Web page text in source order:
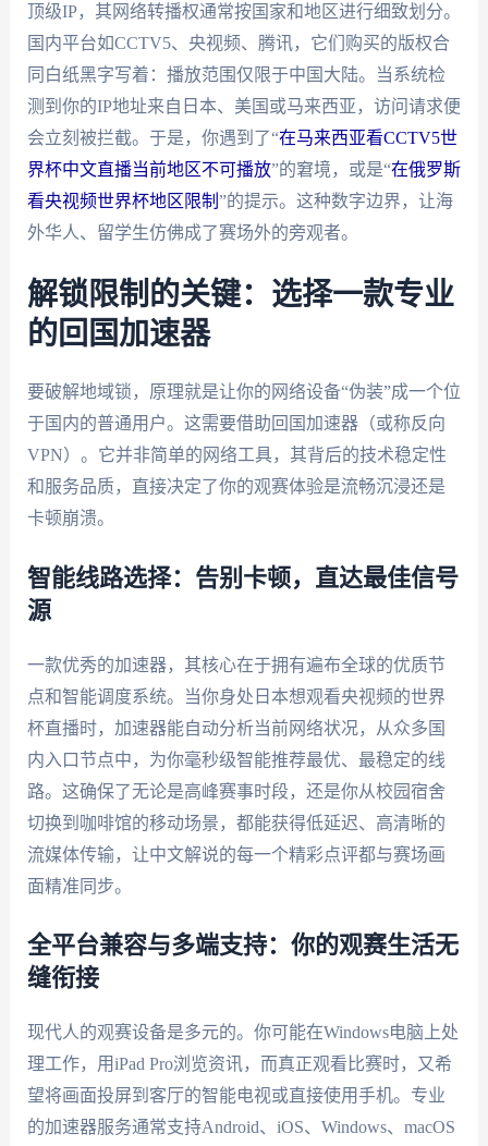
顶级IP，其网络转播权通常按国家和地区进行细致划分。
国内平台如CCTV5、央视频、腾讯，它们购买的版权合
同白纸黑字写着：播放范围仅限于中国大陆。当系统检
测到你的IP地址来自日本、美国或马来西亚，访问请求便
会立刻被拦截。于是，你遇到了“在马来西亚看CCTV5世
界杯中文直播当前地区不可播放”的窘境，或是“在俄罗斯
看央视频世界杯地区限制 ”的提示。这种数字边界，让海
外华人、留学生仿佛成了赛场外的旁观者。
解锁限制的关键：选择一款专业
的回国加速器
要破解地域锁，原理就是让你的网络设备“伪装”成一个位
于国内的普通用户。这需要借助回国加速器（或称反向
VPN）。它并非简单的网络工具，其背后的技术稳定性
和服务品质，直接决定了你的观赛体验是流畅沉浸还是
卡顿崩溃。
智能线路选择：告别卡顿，直达最佳信号
源
一款优秀的加速器，其核心在于拥有遍布全球的优质节
点和智能调度系统。当你身处日本想观看央视频的世界
杯直播时，加速器能自动分析当前网络状况，从众多国
内入口节点中，为你毫秒级智能推荐最优、最稳定的线
路。这确保了无论是高峰赛事时段，还是你从校园宿舍
切换到咖啡馆的移动场景，都能获得低延迟、高清晰的
流媒体传输，让中文解说的每一个精彩点评都与赛场画
面精准同步。
全平台兼容与多端支持：你的观赛生活无
缝衔接
现代人的观赛设备是多元的。你可能在Windows电脑上处
理工作，用iPad Pro浏览资讯，而真正观看比赛时，又希
望将画面投屏到客厅的智能电视或直接使用手机。专业
的加速器服务通常支持Android、iOS、Windows、macOS